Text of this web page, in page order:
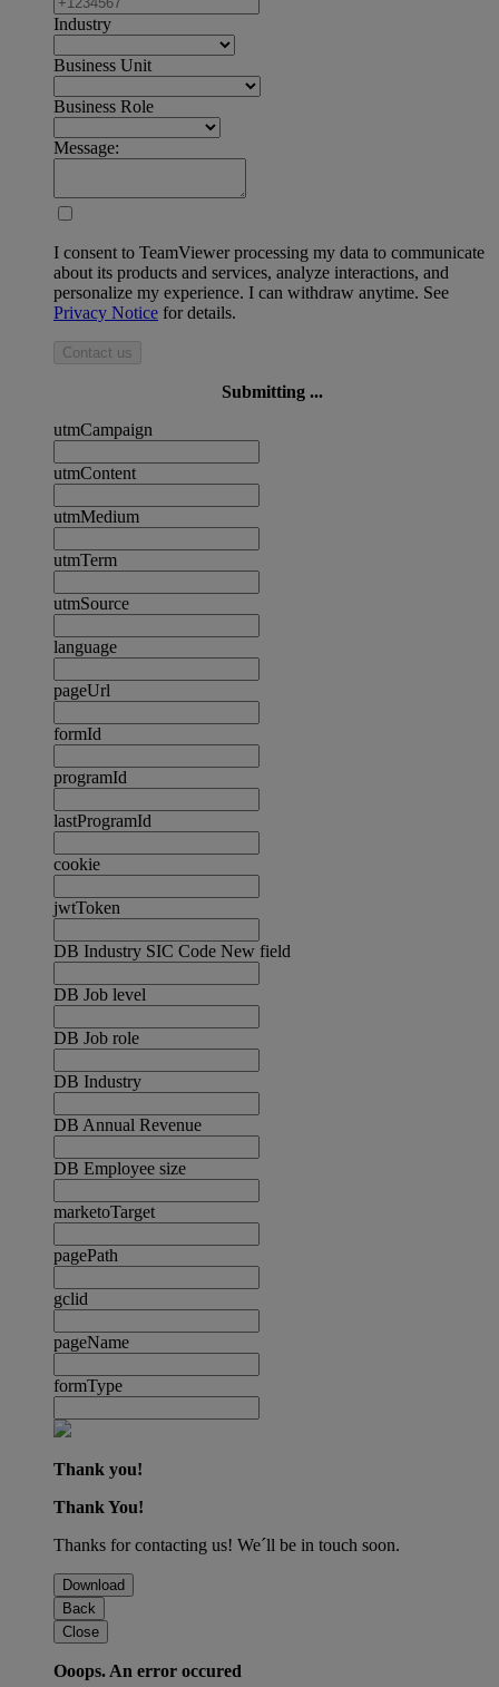
Industry
Business Unit
Business Role
Message:
I consent to TeamViewer processing my data to communicate
about its products and services, analyze interactions, and
personalize my experience. I can withdraw anytime. See
Privacy Notice for details.
Contact us
Submitting ...
utmCampaign
utmContent
utmMedium
utmTerm
utmSource
language
pageUrl
formId
programId
lastProgramId
cookie
jwtToken
DB Industry SIC Code New field
DB Job level
DB Job role
DB Industry
DB Annual Revenue
DB Employee size
marketoTarget
pagePath
gclid
pageName
formType
Thank you!
Thank You!
Thanks for contacting us! We´ll be in touch soon.
Download
Back
Close
Ooops. An error occured